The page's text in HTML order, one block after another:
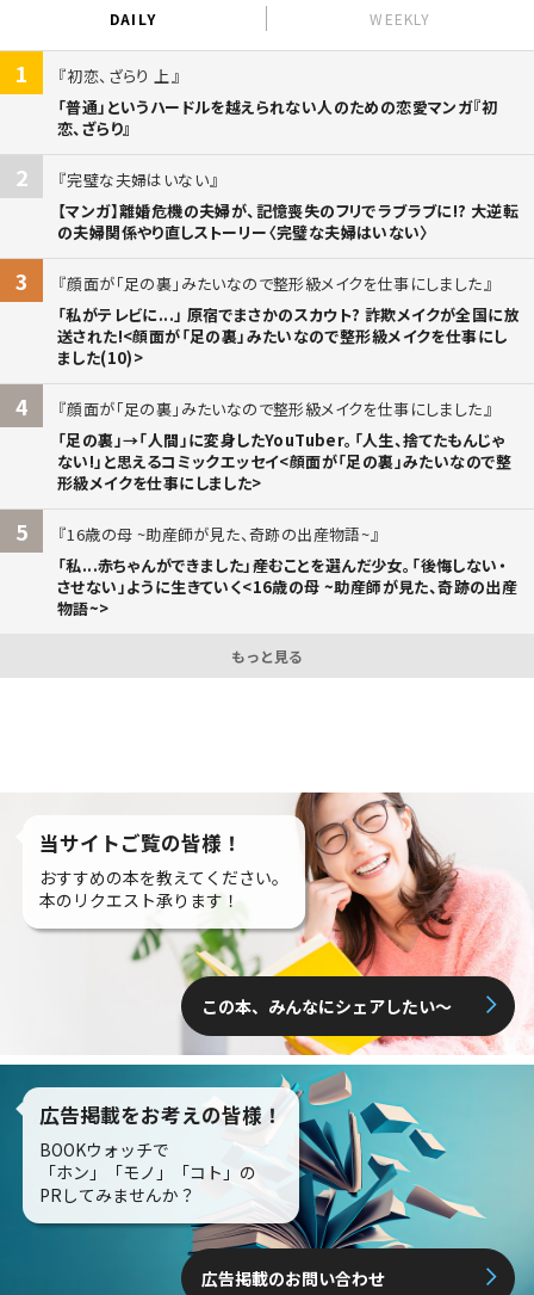
DAILY WEEKLY
1
初恋、ざらり 上
「普通」というハードルを越えられない人のための恋愛マンガ『初
恋、ざらり』
2
完璧な夫婦はいない
【マンガ】離婚危機の夫婦が、記憶喪失のフリでラブラブに!? 大逆転
の夫婦関係やり直しストーリー〈完璧な夫婦はいない〉
3
顔面が「足の裏」みたいなので整形級メイクを仕事にしました
「私がテレビに...」 原宿でまさかのスカウト? 詐欺メイクが全国に放
送された!<顔面が「足の裏」みたいなので整形級メイクを仕事にし
ました(10)>
4
顔面が「足の裏」みたいなので整形級メイクを仕事にしました
「足の裏」→「人間」に変身したYouTuber。「人生、捨てたもんじゃ
ない!」と思えるコミックエッセイ<顔面が「足の裏」みたいなので整
形級メイクを仕事にしました>
5
16歳の母 ~助産師が見た、奇跡の出産物語~
「私...赤ちゃんができました」――産むことを選んだ少女。「後悔しない・
させない」ように生きていく<16歳の母 ~助産師が見た、奇跡の出産
物語~>
もっと見る
当サイトご覧の皆様！
おすすめの本を教えてください。
本のリクエスト承ります！
この本、みんなにシェアしたい〜
広告掲載をお考えの皆様！
BOOKウォッチで
「ホン」「モノ」「コト」の
PRしてみませんか？
広告掲載のお問い合わせ